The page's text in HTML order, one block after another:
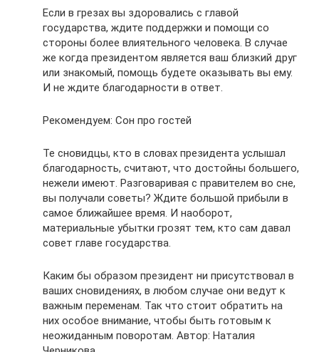
Если в грезах вы здоровались с главой
государства, ждите поддержки и помощи со
стороны более влиятельного человека. В случае
же когда президентом является ваш близкий друг
или знакомый, помощь будете оказывать вы ему.
И не ждите благодарности в ответ.
Рекомендуем: Сон про гостей
Те сновидцы, кто в словах президента услышал
благодарность, считают, что достойны большего,
нежели имеют. Разговаривая с правителем во сне,
вы получали советы? Ждите большой прибыли в
самое ближайшее время. И наоборот,
материальные убытки грозят тем, кто сам давал
совет главе государства.
Каким бы образом президент ни присутствовал в
ваших сновидениях, в любом случае они ведут к
важным переменам. Так что стоит обратить на
них особое внимание, чтобы быть готовым к
неожиданным поворотам. Автор: Наталия